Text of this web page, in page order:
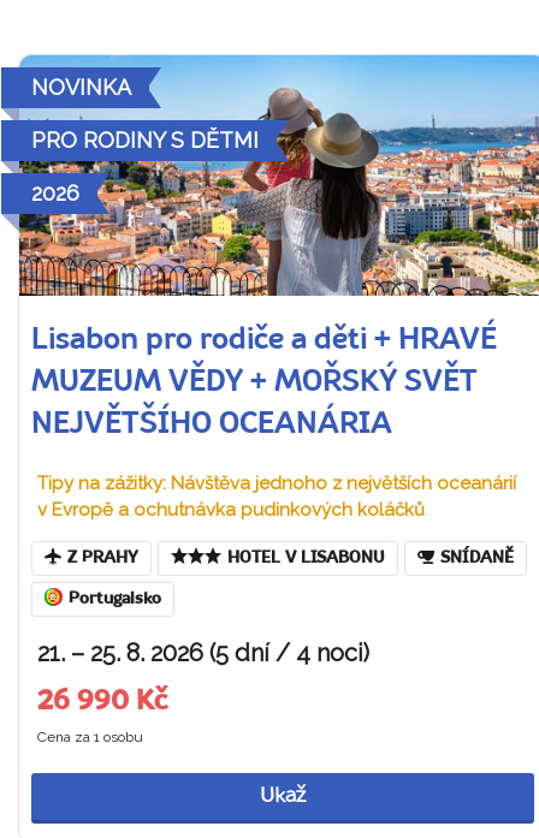
NOVINKA
PRO RODINY S DĚTMI
2026
Lisabon pro rodiče a děti + HRAVÉ
MUZEUM VĚDY + MOŘSKÝ SVĚT
NEJVĚTŠÍHO OCEANÁRIA
Tipy na zážitky: Návštěva jednoho z největších oceanárií
v Evropě a ochutnávka pudinkových koláčků
Z PRAHY HOTEL V LISABONU SNÍDANĚ
Portugalsko
21. – 25. 8. 2026 (5 dní / 4 noci)
26 990 Kč
Cena za 1 osobu
Ukaž